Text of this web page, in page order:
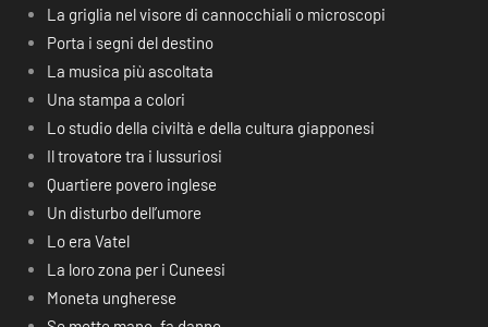
La griglia nel visore di cannocchiali o microscopi
Porta i segni del destino
La musica più ascoltata
Una stampa a colori
Lo studio della civiltà e della cultura giapponesi
Il trovatore tra i lussuriosi
Quartiere povero inglese
Un disturbo dell’umore
Lo era Vatel
La loro zona per i Cuneesi
Moneta ungherese